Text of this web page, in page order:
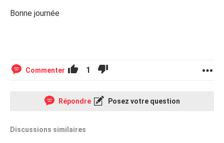
Bonne journée
Commenter 1
Répondre Posez votre question
Discussions similaires